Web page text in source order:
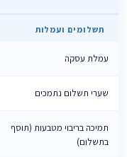
תשלומים ועמלות
עמלת עסקה
שערי תשלום נתמכים
תמיכה בריבוי מטבעות (תוסף
בתשלום)